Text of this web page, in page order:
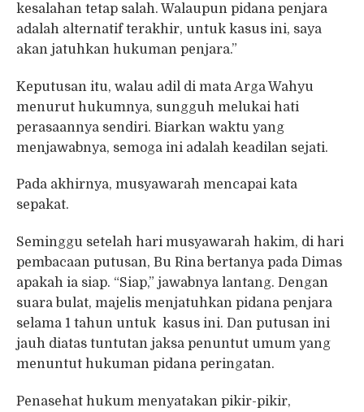
kesalahan tetap salah. Walaupun pidana penjara
adalah alternatif terakhir, untuk kasus ini, saya
akan jatuhkan hukuman penjara.”
Keputusan itu, walau adil di mata Arga Wahyu
menurut hukumnya, sungguh melukai hati
perasaannya sendiri. Biarkan waktu yang
menjawabnya, semoga ini adalah keadilan sejati.
Pada akhirnya, musyawarah mencapai kata
sepakat.
Seminggu setelah hari musyawarah hakim, di hari
pembacaan putusan, Bu Rina bertanya pada Dimas
apakah ia siap. “Siap,” jawabnya lantang. Dengan
suara bulat, majelis menjatuhkan pidana penjara
selama 1 tahun untuk kasus ini. Dan putusan ini
jauh diatas tuntutan jaksa penuntut umum yang
menuntut hukuman pidana peringatan.
Penasehat hukum menyatakan pikir-pikir,